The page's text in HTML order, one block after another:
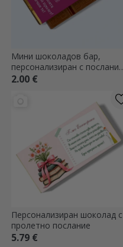
Мини шоколадов бар,
персонализиран с послание
и снимка - Скъпи мой
2.00 €
Персонализиран шоколад с
пролетно послание
5.79 €